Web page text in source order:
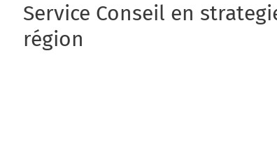
Service Conseil en
région